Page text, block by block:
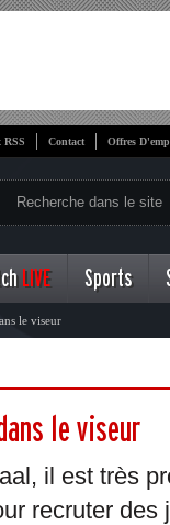
RSS Contact Offres
LIVE Sports
le viseur
le viseur
il est très
recruter des